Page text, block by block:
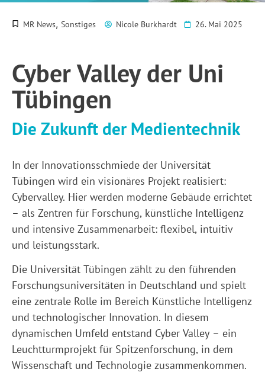
MR News, Sonstiges Nicole Burkhardt 26. Mai 2025
Cyber Valley der Uni
Tübingen
Die Zukunft der Medientechnik
In der Innovationsschmiede der Universität
Tübingen wird ein visionäres Projekt realisiert:
Cybervalley. Hier werden moderne Gebäude errichtet
– als Zentren für Forschung, künstliche Intelligenz
und intensive Zusammenarbeit: flexibel, intuitiv
und leistungsstark.
Die Universität Tübingen zählt zu den führenden
Forschungsuniversitäten in Deutschland und spielt
eine zentrale Rolle im Bereich Künstliche Intelligenz
und technologischer Innovation. In diesem
dynamischen Umfeld entstand Cyber Valley – ein
Leuchtturmprojekt für Spitzenforschung, in dem
Wissenschaft und Technologie zusammenkommen.